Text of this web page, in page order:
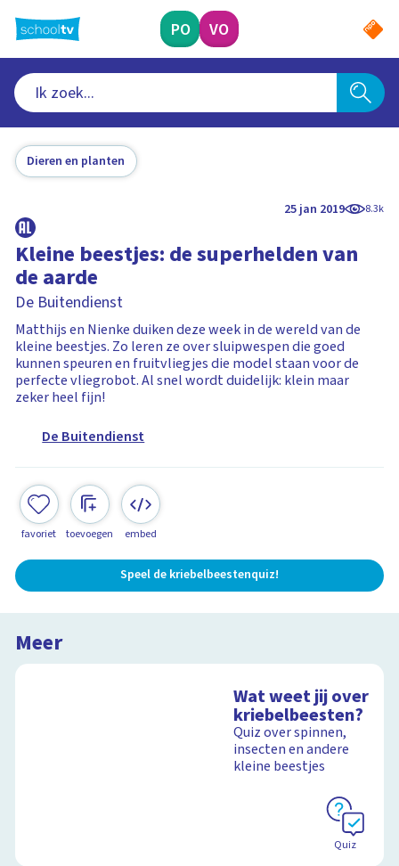
naar
hoofdinhoud
PO VO
Dieren en planten
25 jan 2019 8.3k
Kleine beestjes: de superhelden van
de aarde
De Buitendienst
Matthijs en Nienke duiken deze week in de wereld van de
kleine beestjes. Zo leren ze over sluipwespen die goed
kunnen speuren en fruitvliegjes die model staan voor de
perfecte vliegrobot. Al snel wordt duidelijk: klein maar
zeker heel fijn!
De Buitendienst
favoriet toevoegen embed
Speel de kriebelbeestenquiz!
Meer
Wat weet jij over
kriebelbeesten?
Quiz over spinnen,
insecten en andere
kleine beestjes
Quiz